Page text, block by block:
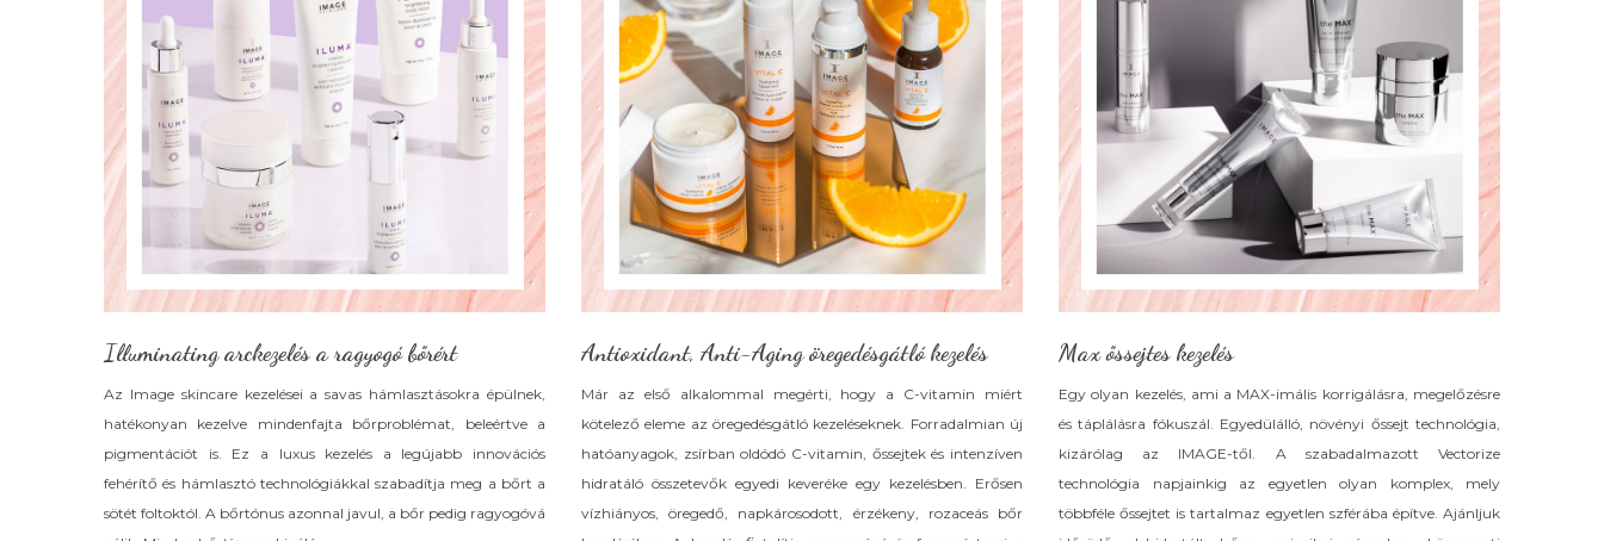
Illuminating arckezelés a ragyogó bőrért
Az Image skincare kezelései a savas hámlasztásokra épülnek,
hatékonyan kezelve mindenfajta bőrproblémat, beleértve a
pigmentációt is. Ez a luxus kezelés a legújabb innovációs
fehérítő és hámlasztó technológiákkal szabadítja meg a bőrt a
sötét foltoktól. A bőrtónus azonnal javul, a bőr pedig ragyogóvá
Antioxidant, Anti-Aging öregedésgátló kezelés
Már az első alkalommal megérti, hogy a C-vitamin miért
kötelező eleme az öregedésgátló kezeléseknek. Forradalmian új
hatóanyagok, zsírban oldódó C-vitamin, őssejtek és intenzíven
hidratáló összetevők egyedi keveréke egy kezelésben. Erősen
vízhiányos, öregedő, napkárosodott, érzékeny, rozaceás bőr
Max őssejtes kezelés
Egy olyan kezelés, ami a MAX-imális korrigálásra, megelőzésre
és táplálásra fókuszál. Egyedülálló, növényi őssejt technológia,
kizárólag az IMAGE-től. A szabadalmazott Vectorize
technológia napjainkig az egyetlen olyan komplex, mely
többféle őssejtet is tartalmaz egyetlen szférába építve. Ajánljuk